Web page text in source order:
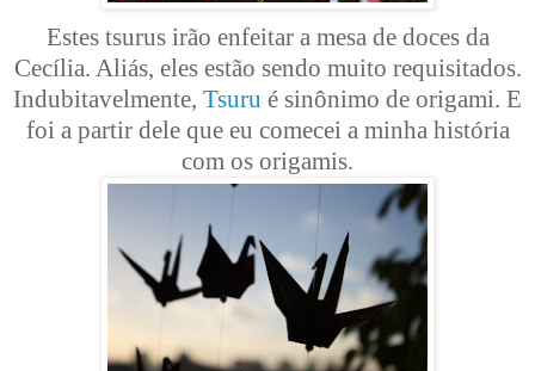
Estes tsurus irão enfeitar a mesa de doces da
Cecília. Aliás, eles estão sendo muito requisitados.
Indubitavelmente, Tsuru é sinônimo de origami. E
foi a partir dele que eu comecei a minha história
com os origamis.